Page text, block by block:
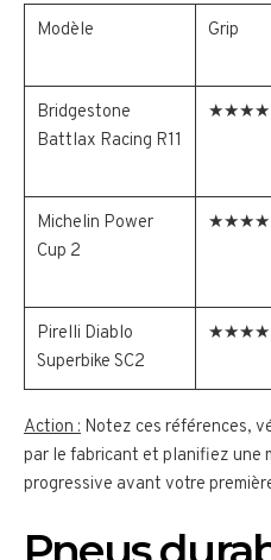
Modèle Grip
Bridgestone
Battlax Racing R11
Michelin Power
Cup 2
Pirelli Diablo
Superbike SC2
Action : Notez ces références,
par le fabricant et planifiez une
progressive avant votre